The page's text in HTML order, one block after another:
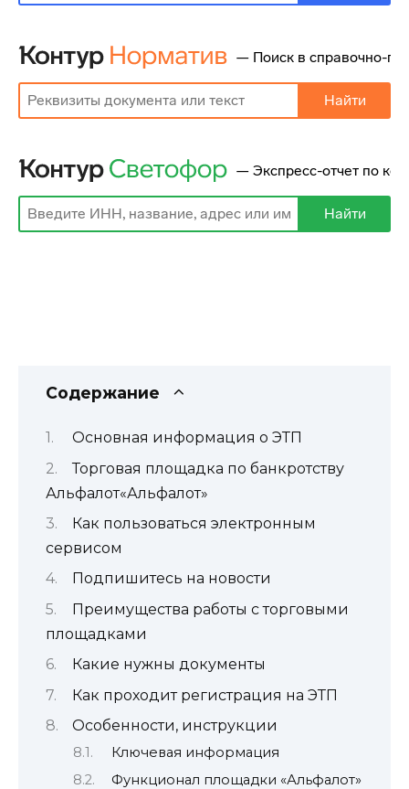
Содержание
Основная информация о ЭТП
Торговая площадка по банкротству
Альфалот«Альфалот»
Как пользоваться электронным
сервисом
Подпишитесь на новости
Преимущества работы с торговыми
площадками
Какие нужны документы
Как проходит регистрация на ЭТП
Особенности, инструкции
Ключевая информация
Функционал площадки «Альфалот»